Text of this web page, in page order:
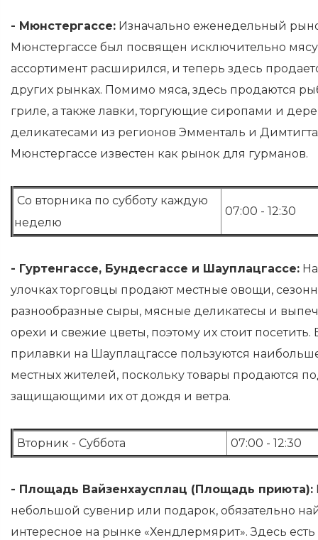
- Мюнстергассе: Изначально еженедельный
Мюнстергассе был посвящен исключительно
ассортимент расширился, и теперь здесь
других рынках. Помимо мяса, здесь продаются
гриле, а также лавки, торгующие сиропами и
деликатесами из регионов Эмменталь и
Мюнстергассе известен как рынок для гурманов.
Со вторника по субботу каждую
неделю
07:00 - 12:30
- Гуртенгассе, Бундесгассе и Шауплацгассе:
улочках торговцы продают местные овощи,
разнообразные сыры, мясные деликатесы и
орехи и свежие цветы, поэтому их стоит
прилавки на Шауплацгассе пользуются
местных жителей, поскольку товары продаются
защищающими их от дождя и ветра.
Вторник - Суббота 07:00 - 12:30
- Площадь Вайзенхаусплац (Площадь приюта):
небольшой сувенир или подарок, обязательно
интересное на рынке «Хендлермярит». Здесь